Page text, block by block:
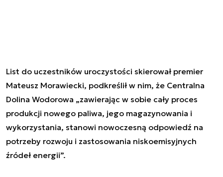
List do uczestników uroczystości skierował premier
Mateusz Morawiecki, podkreślił w nim, że Centralna
Dolina Wodorowa „zawierając w sobie cały proces
produkcji nowego paliwa, jego magazynowania i
wykorzystania, stanowi nowoczesną odpowiedź na
potrzeby rozwoju i zastosowania niskoemisyjnych
źródeł energii”.